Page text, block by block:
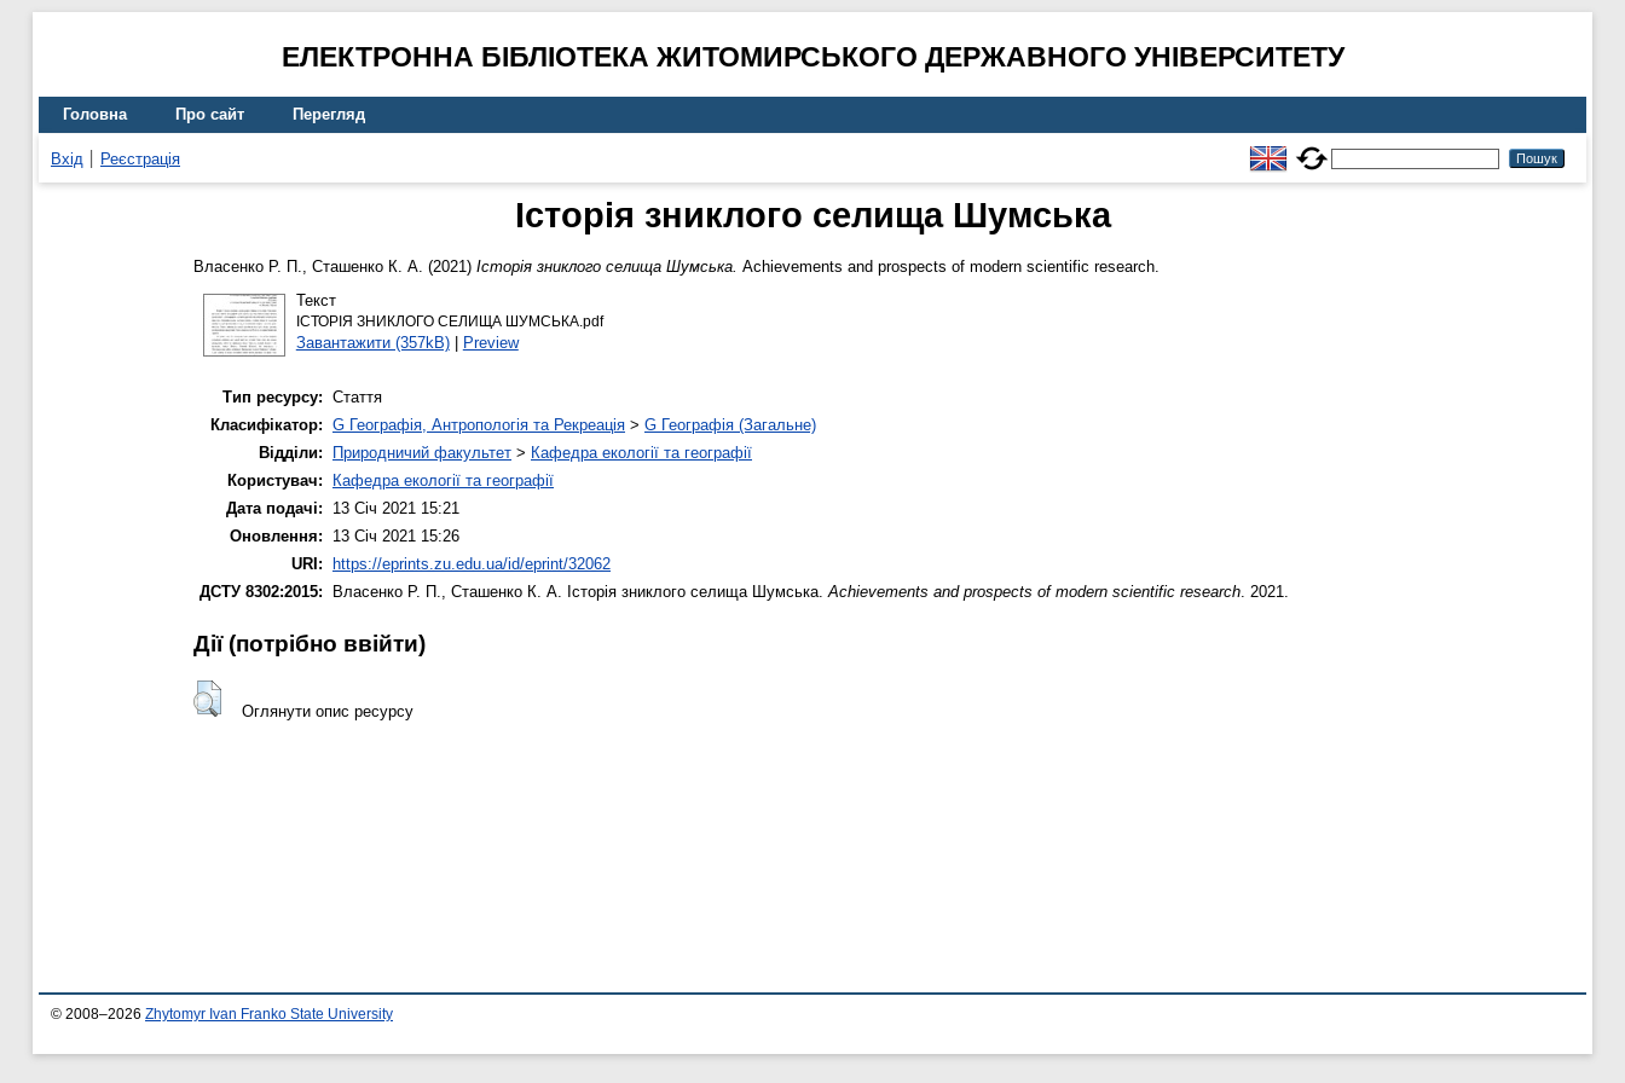
ЕЛЕКТРОННА БІБЛІОТЕКА ЖИТОМИРСЬКОГО ДЕРЖАВНОГО УНІВЕРСИТЕТУ
Головна Про сайт Перегляд
Вхід Реєстрація
Історія зниклого селища Шумська
Власенко Р. П., Сташенко К. А. (2021) Історія зниклого селища Шумська. Achievements and prospects of modern scientific research.
Текст
ІСТОРІЯ ЗНИКЛОГО СЕЛИЩА ШУМСЬКА.pdf
Завантажити (357kB)| Preview
Тип ресурсу: Стаття
Класифікатор: G Географія, Антропологія та Рекреація > G Географія (Загальне)
Відділи:
Природничий факультет > Кафедра екології та географії
Користувач:
Кафедра екології та географії
Дата подачі:
13 Січ 2021 15:21
Оновлення:
13 Січ 2021 15:26
URI:
https://eprints.zu.edu.ua/id/eprint/32062
ДСТУ 8302:2015:
Власенко Р. П., Сташенко К. А. Історія зниклого селища Шумська.Achievements and prospects of modern scientific research. 2021.
Дії ​​(потрібно ввійти)
Оглянути опис ресурсу
© 2008–2026 Zhytomyr Ivan Franko State University